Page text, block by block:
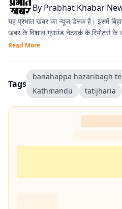
By Prabhat Khabar
यह प्रभात खबर का न्यूज डेस्क है। इसमें
खबर के विशाल ग्राउंड नेटवर्क के रिपोर्ट्स के
Read More
Tags
banahappa hazaribagh
Kathmandu
tatijharia